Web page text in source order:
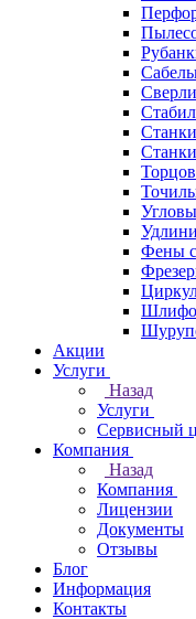
Фены
Акции
Услуги
Назад
Услуги
Сервисный
Компания
Назад
Компания
Лицензии
Документы
Отзывы
Блог
Информация
Контакты